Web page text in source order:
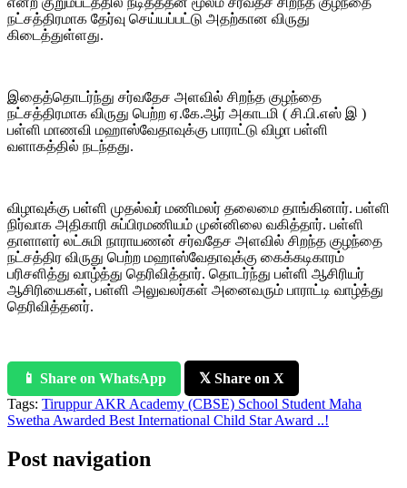
நட்சத்திரமாக தேர்வு செய்யப்பட்டு அதற்கான விருது
கிடைத்துள்ளது.
இதைத்தொடர்ந்து சர்வதேச அளவில் சிறந்த குழந்தை
நட்சத்திரமாக விருது பெற்ற ஏ.கே.ஆர் அகாடமி ( சி.பி.எஸ் இ )
பள்ளி மாணவி மஹாஸ்வேதாவுக்கு பாராட்டு விழா பள்ளி
வளாகத்தில் நடந்தது.
விழாவுக்கு பள்ளி முதல்வர் மணிமலர் தலைமை தாங்கினார். பள்ளி
நிர்வாக அதிகாரி சுப்பிரமணியம் முன்னிலை வகித்தார். பள்ளி
தாளாளர் லட்சுமி நாராயணன் சர்வதேச அளவில் சிறந்த குழந்தை
நட்சத்திர விருது பெற்ற மஹாஸ்வேதாவுக்கு கைக்கடிகாரம்
பரிசளித்து வாழ்த்து தெரிவித்தார். தொடர்ந்து பள்ளி ஆசிரியர்
ஆசிரியைகள், பள்ளி அலுவலர்கள் அனைவரும் பாராட்டி வாழ்த்து
தெரிவித்தனர்.
📱 Share on WhatsApp
𝕏 Share on X
Tags: Tiruppur AKR Academy (CBSE) School Student Maha
Swetha Awarded Best International Child Star Award ..!
Post navigation